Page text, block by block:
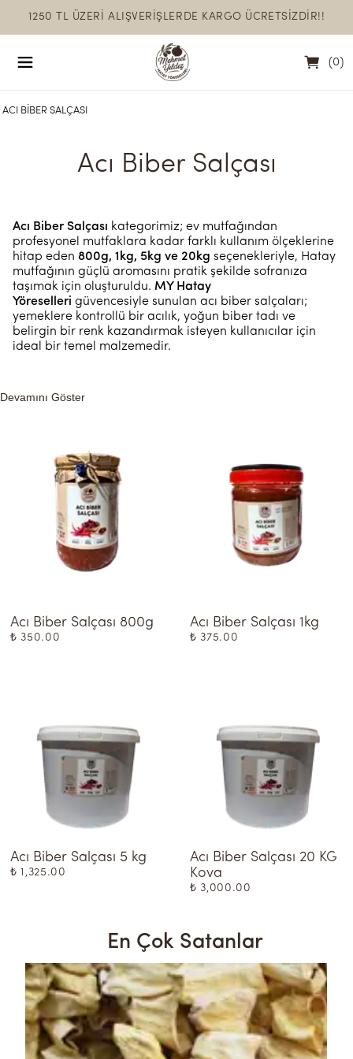
1250 TL ÜZERİ ALIŞVERİŞLERDE KARGO ÜCRETSİZDİR!!
(0)
ACI BIBER SALÇASI
Acı Biber Salçası
Acı Biber Salçası kategorimiz; ev mutfağından
profesyonel mutfaklara kadar farklı kullanım ölçeklerine
hitap eden 800g, 1kg, 5kg ve 20kg seçenekleriyle, Hatay
mutfağının güçlü aromasını pratik şekilde sofranıza
taşımak için oluşturuldu. MY Hatay
Yöreselleri güvencesiyle sunulan acı biber salçaları;
yemeklere kontrollü bir acılık, yoğun biber tadı ve
belirgin bir renk kazandırmak isteyen kullanıcılar için
ideal bir temel malzemedir.
Devamını Göster
Acı Biber Salçası 800g
₺ 350.00
Acı Biber Salçası 1kg
₺ 375.00
Acı Biber Salçası 5 kg
₺ 1,325.00
Acı Biber Salçası 20 KG
Kova
₺ 3,000.00
En Çok Satanlar